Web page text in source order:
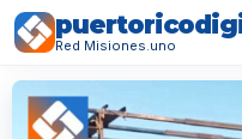
Red Misiones.uno